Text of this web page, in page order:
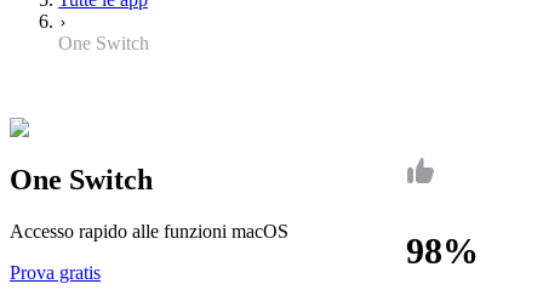
One Switch
98%
One Switch
Accesso rapido alle funzioni macOS
Prova gratis